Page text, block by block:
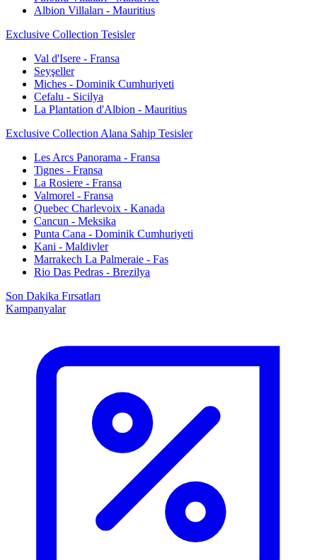
Albion Villaları - Mauritius
Exclusive Collection Tesisler
Val d'Isere - Fransa
Seyşeller
Miches - Dominik Cumhuriyeti
Cefalu - Sicilya
La Plantation d'Albion - Mauritius
Exclusive Collection Alana Sahip Tesisler
Les Arcs Panorama - Fransa
Tignes - Fransa
La Rosiere - Fransa
Valmorel - Fransa
Quebec Charlevoix - Kanada
Cancun - Meksika
Punta Cana - Dominik Cumhuriyeti
Kani - Maldivler
Marrakech La Palmeraie - Fas
Rio Das Pedras - Brezilya
Son Dakika Fırsatları
Kampanyalar